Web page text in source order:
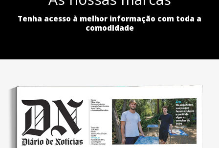
Tenha acesso à melhor informação com toda a
comodidade